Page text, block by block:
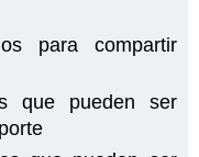
para compartir
que pueden ser